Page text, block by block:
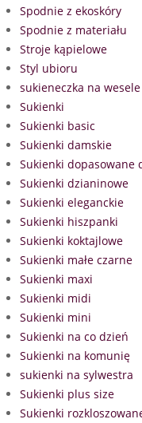
Spodnie z ekoskóry
Spodnie z materiału
Stroje kąpielowe
Styl ubioru
sukieneczka na wesele
Sukienki
Sukienki basic
Sukienki damskie
Sukienki dopasowane
Sukienki dzianinowe
Sukienki eleganckie
Sukienki hiszpanki
Sukienki koktajlowe
Sukienki małe czarne
Sukienki maxi
Sukienki midi
Sukienki mini
Sukienki na co dzień
Sukienki na komunię
sukienki na sylwestra
Sukienki plus size
Sukienki